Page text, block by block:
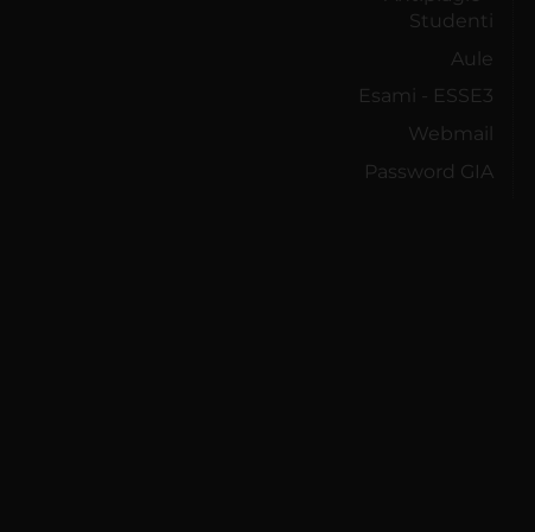
Studenti
Aule
Esami - ESSE3
Webmail
Password GIA